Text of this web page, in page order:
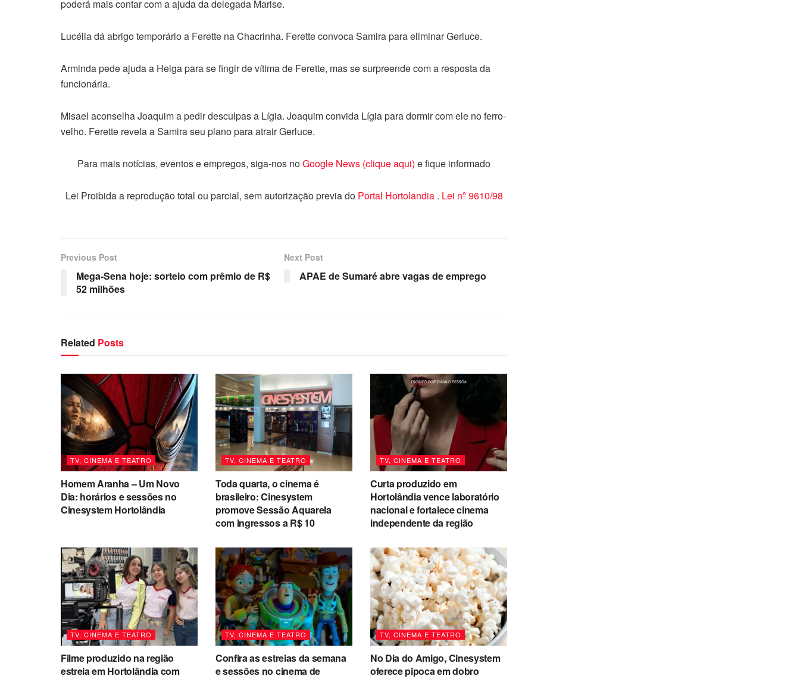
poderá mais contar com a ajuda da delegada Marise.
Lucélia dá abrigo temporário a Ferette na Chacrinha. Ferette convoca Samira para eliminar Gerluce.
Arminda pede ajuda a Helga para se fingir de vítima de Ferette, mas se surpreende com a resposta da
funcionária.
Misael aconselha Joaquim a pedir desculpas a Lígia. Joaquim convida Lígia para dormir com ele no ferro-
velho. Ferette revela a Samira seu plano para atrair Gerluce.
Para mais notícias, eventos e empregos, siga-nos noGoogle News (clique aqui) e fique informado
Lei Proibida a reprodução total ou parcial, sem autorização previa do Portal Hortolandia . Lei nº 9610/98
Previous Post
Mega-Sena hoje: sorteio com prêmio de R$
52 milhões
Next Post
APAE de Sumaré abre vagas de emprego
Related Posts
TV, CINEMA E TEATRO
Homem Aranha – Um Novo
Dia: horários e sessões no
Cinesystem Hortolândia
TV, CINEMA E TEATRO
Toda quarta, o cinema é
brasileiro: Cinesystem
promove Sessão Aquarela
com ingressos a R$ 10
TV, CINEMA E TEATRO
Curta produzido em
Hortolândia vence laboratório
nacional e fortalece cinema
independente da região
TV, CINEMA E TEATRO
Filme produzido na região
estreia em Hortolândia com
TV, CINEMA E TEATRO
Confira as estreias da semana
e sessões no cinema de
TV, CINEMA E TEATRO
No Dia do Amigo, Cinesystem
oferece pipoca em dobro